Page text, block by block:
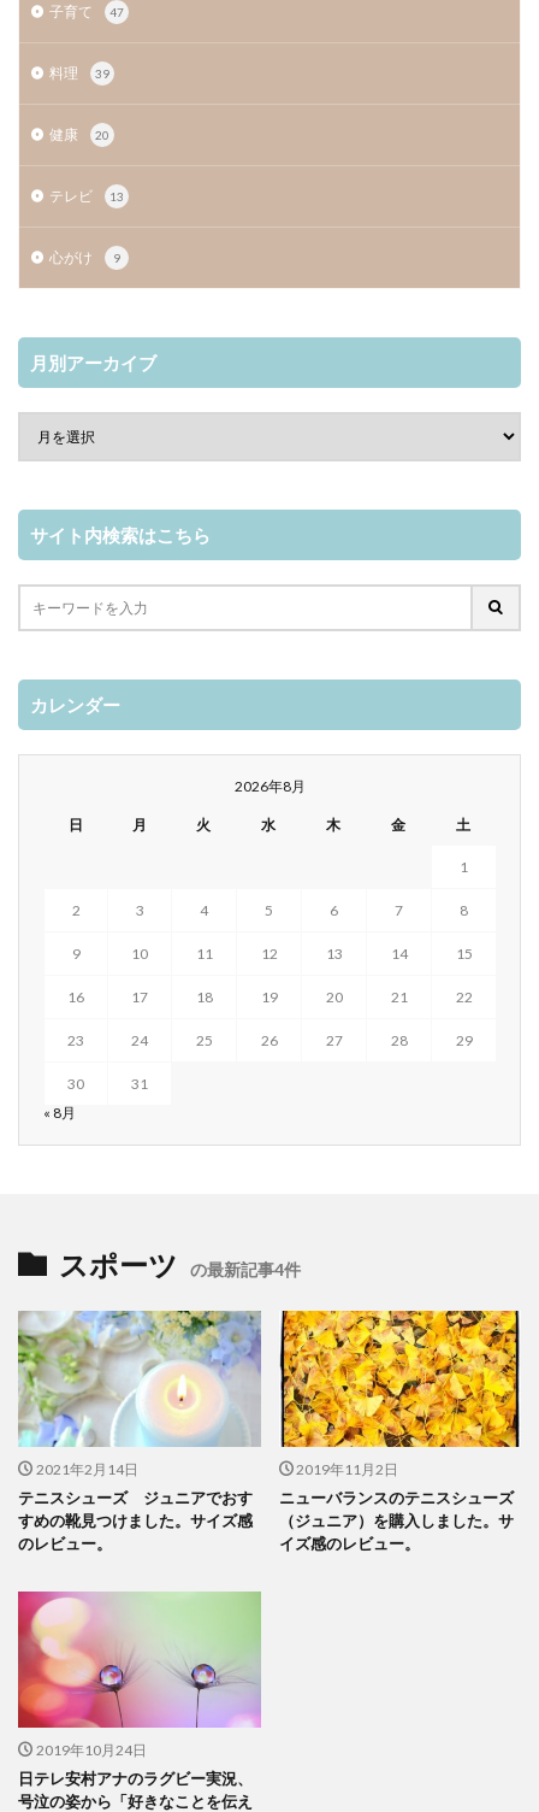
子育て 47
料理 39
健康 20
テレビ 13
心がけ 9
月別アーカイブ
サイト内検索はこちら
カレンダー
2026年8月
日 月 火 水 木 金 土
1
2 3 4 5 6 7 8
9 10 11 12 13 14 15
16 17 18 19 20 21 22
23 24 25 26 27 28 29
30
31
« 8月
スポーツ の最新記事4件
2021年2月14日
テニスシューズ ジュニアでおす
すめの靴見つけました。サイズ感
のレビュー。
2019年11月2日
ニューバランスのテニスシューズ
（ジュニア）を購入しました。サ
イズ感のレビュー。
2019年10月24日
日テレ安村アナのラグビー実況、
号泣の姿から「好きなことを伝え